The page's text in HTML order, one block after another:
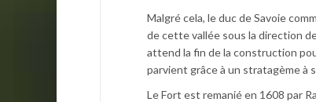
Malgré cela, le duc de Savoie
de cette vallée sous la direction
attend la fin de la construction
parvient grâce à un stratagème à
Le Fort est remanié en 1608 par